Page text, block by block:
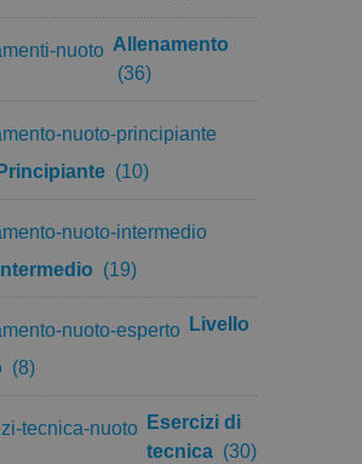
Allenamento
(36)
(10)
(19)
Livello
(8)
Esercizi di
tecnica (30)